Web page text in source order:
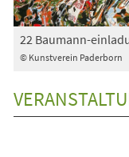
© Kunstverein Paderborn
22 Baumann-